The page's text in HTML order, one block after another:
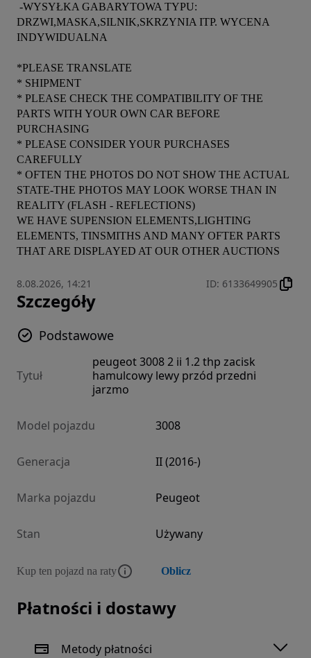
DRZWI,MASKA,SILNIK,SKRZYNIA ITP. WYCENA
INDYWIDUALNA
*PLEASE TRANSLATE
* SHIPMENT
* PLEASE CHECK THE COMPATIBILITY OF THE
PARTS WITH YOUR OWN CAR BEFORE
PURCHASING
* PLEASE CONSIDER YOUR PURCHASES
CAREFULLY
* OFTEN THE PHOTOS DO NOT SHOW THE ACTUAL
STATE-THE PHOTOS MAY LOOK WORSE THAN IN
REALITY (FLASH - REFLECTIONS)
WE HAVE SUPENSION ELEMENTS,LIGHTING
ELEMENTS, TINSMITHS AND MANY OFTER PARTS
THAT ARE DISPLAYED AT OUR OTHER AUCTIONS
8.08.2026, 14:21 ID: 6133649905
Szczegóły
Podstawowe
Tytuł
peugeot 3008 2 ii 1.2 thp zacisk
hamulcowy lewy przód przedni
jarzmo
Model pojazdu 3008
Generacja II (2016-)
Marka pojazdu Peugeot
Stan Używany
Kup ten pojazd na raty Oblicz
Płatności i dostawy
Metody płatności